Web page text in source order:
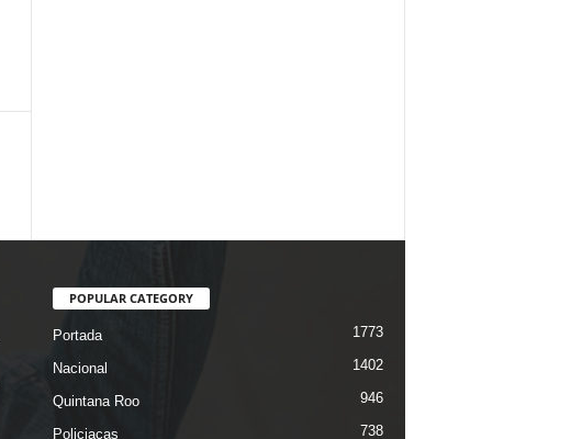
POPULAR CATEGORY
Portada 1773
Nacional 1402
Quintana Roo 946
Policiacas 738